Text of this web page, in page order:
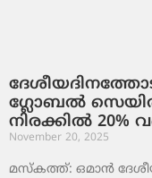
ഗ്ലോബൽ സെയിൽ
നിരക്കിൽ 20%
November 20, 2025
മസ്‌കത്ത്: ഒമാൻ